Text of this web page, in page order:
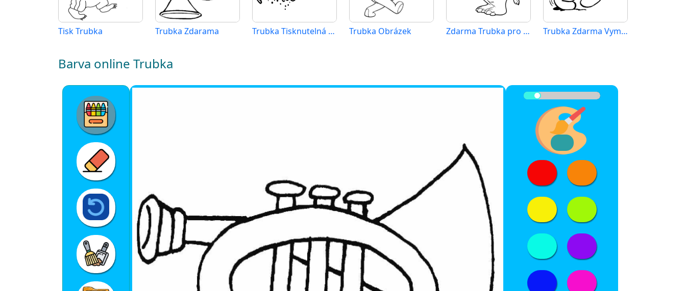
Tisk Trubka Trubka Zdarama Trubka Tisknutelná Zdarma Trubka Obrázek Zdarma Trubka pro Malé Děti Trubka Zdarma Vymalovatelné Obrázek
Barva online Trubka